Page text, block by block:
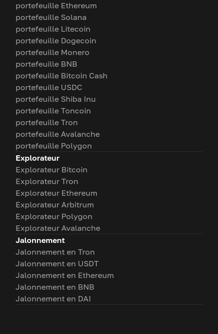
portefeuille Ethereum
portefeuille Solana
portefeuille Litecoin
portefeuille Dogecoin
portefeuille Monero
portefeuille BNB
portefeuille Bitcoin Cash
portefeuille USDC
portefeuille Shiba Inu
portefeuille Toncoin
portefeuille Tron
portefeuille Avalanche
portefeuille Polygon
Explorateur
Explorateur Bitcoin
Explorateur Tron
Explorateur Ethereum
Explorateur Arbitrum
Explorateur Polygon
Explorateur Avalanche
Jalonnement
Jalonnement en Tron
Jalonnement en USDT
Jalonnement en Ethereum
Jalonnement en BNB
Jalonnement en DAI